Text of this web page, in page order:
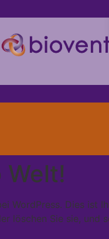
Welt!
WordPress. Dies ist
löschen Sie sie, und